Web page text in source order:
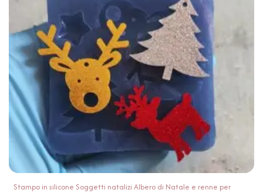
Stampo in silicone Soggetti natalizi Albero di Natale e renne per